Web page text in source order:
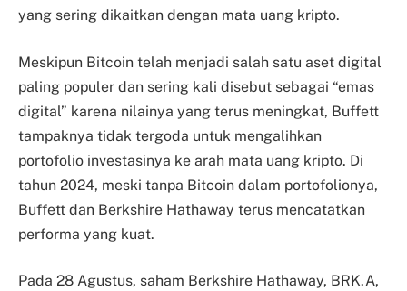
yang sering dikaitkan dengan mata uang kripto.
Meskipun Bitcoin telah menjadi salah satu aset digital
paling populer dan sering kali disebut sebagai “emas
digital” karena nilainya yang terus meningkat, Buffett
tampaknya tidak tergoda untuk mengalihkan
portofolio investasinya ke arah mata uang kripto. Di
tahun 2024, meski tanpa Bitcoin dalam portofolionya,
Buffett dan Berkshire Hathaway terus mencatatkan
performa yang kuat.
Pada 28 Agustus, saham Berkshire Hathaway, BRK.A,